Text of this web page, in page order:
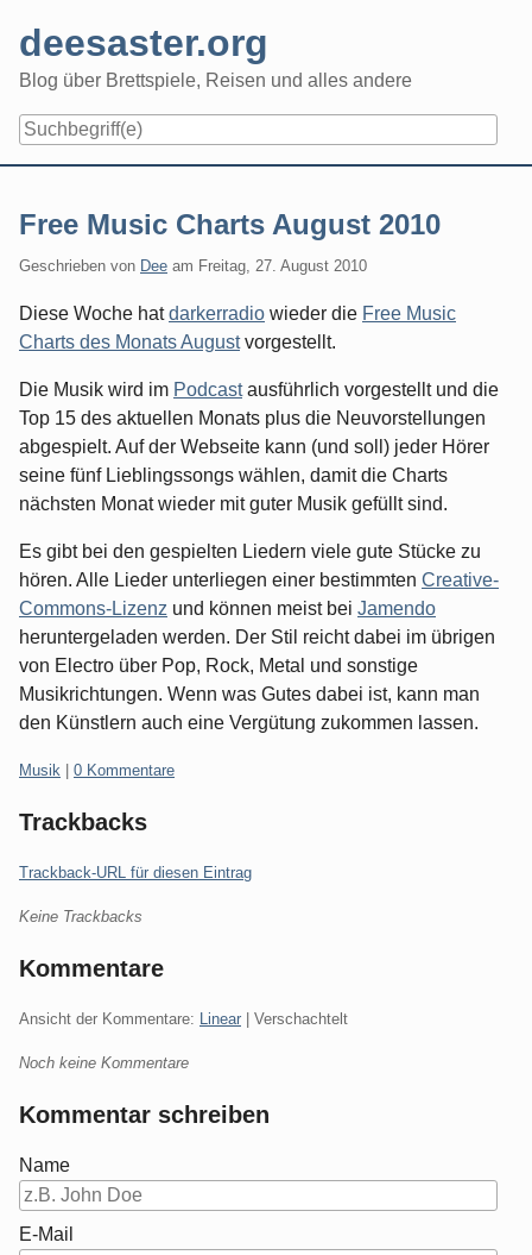
content
deesaster.org
Blog über Brettspiele, Reisen und alles andere
Free Music Charts August 2010
Geschrieben von Dee am Freitag, 27. August 2010
Diese Woche hatdarkerradio wieder die Free Music
Charts des Monats Augustvorgestellt.
Die Musik wird im Podcastausführlich vorgestellt und die
Top 15 des aktuellen Monats plus die Neuvorstellungen
abgespielt. Auf der Webseite kann (und soll) jeder Hörer
seine fünf Lieblingssongs wählen, damit die Charts
nächsten Monat wieder mit guter Musik gefüllt sind.
Es gibt bei den gespielten Liedern viele gute Stücke zu
hören. Alle Lieder unterliegen einer bestimmten Creative-
Commons-Lizenz und können meist bei Jamendo
heruntergeladen werden. Der Stil reicht dabei im übrigen
von Electro über Pop, Rock, Metal und sonstige
Musikrichtungen. Wenn was Gutes dabei ist, kann man
den Künstlern auch eine Vergütung zukommen lassen.
Kategorien:
Musik 0 Kommentare
Trackbacks
Trackback-URL für diesen Eintrag
Keine Trackbacks
Kommentare
Ansicht der Kommentare: Linear | Verschachtelt
Noch keine Kommentare
Kommentar schreiben
Name
E-Mail